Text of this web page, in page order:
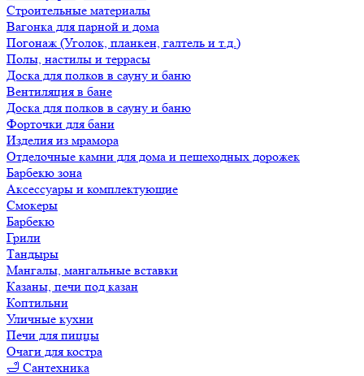
Строительные материалы
Вагонка для парной и дома
Погонаж (Уголок, планкен, галтель и т.д.)
Полы, настилы и террасы
Доска для полков в сауну и баню
Вентиляция в бане
Доска для полков в сауну и баню
Форточки для бани
Изделия из мрамора
Отделочные камни для дома и пешеходных дорожек
Барбекю зона
Аксессуары и комплектующие
Смокеры
Барбекю
Грили
Тандыры
Мангалы, мангальные вставки
Казаны, печи под казан
Коптильни
Уличные кухни
Печи для пиццы
Очаги для костра
🛁 Сантехника